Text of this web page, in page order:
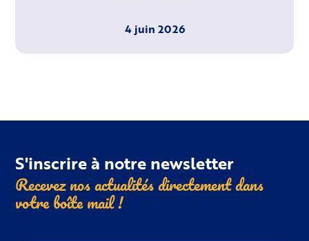
4 juin 2026
S'inscrire à notre newsletter
Recevez nos actualités directement dans
votre boîtemail !